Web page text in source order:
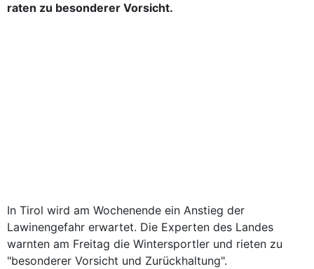
raten zu besonderer Vorsicht.
In Tirol wird am Wochenende ein Anstieg der
Lawinengefahr erwartet. Die Experten des Landes
warnten am Freitag die Wintersportler und rieten zu
"besonderer Vorsicht und Zurückhaltung".